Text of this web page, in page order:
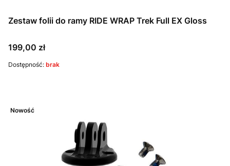
Zestaw folii do ramy RIDE WRAP Trek Full EX Gloss
Cena
199,00 zł
Dostępność: brak
Nowość